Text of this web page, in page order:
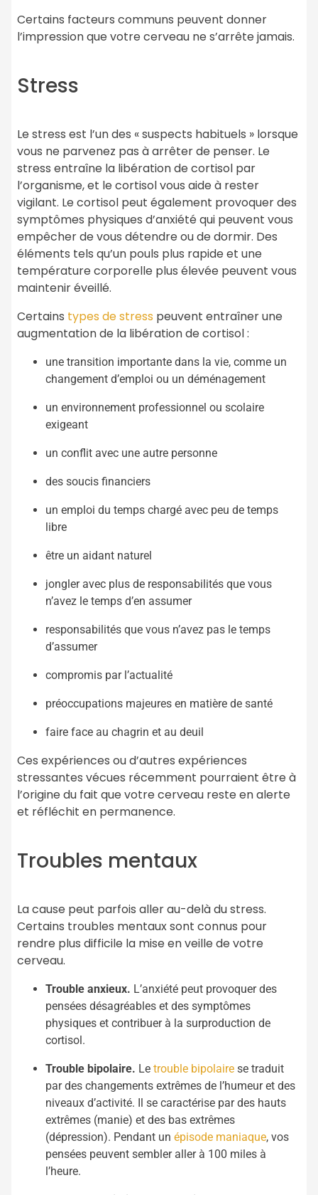
Certains facteurs communs peuvent donner
l’impression que votre cerveau ne s’arrête jamais.
Stress
Le stress est l’un des « suspects habituels » lorsque
vous ne parvenez pas à arrêter de penser. Le
stress entraîne la libération de cortisol par
l’organisme, et le cortisol vous aide à rester
vigilant. Le cortisol peut également provoquer des
symptômes physiques d’anxiété qui peuvent vous
empêcher de vous détendre ou de dormir. Des
éléments tels qu’un pouls plus rapide et une
température corporelle plus élevée peuvent vous
maintenir éveillé.
Certains types de stress peuvent entraîner une
augmentation de la libération de cortisol :
une transition importante dans la vie, comme un
changement d’emploi ou un déménagement
un environnement professionnel ou scolaire
exigeant
un conflit avec une autre personne
des soucis financiers
un emploi du temps chargé avec peu de temps
libre
être un aidant naturel
jongler avec plus de responsabilités que vous
n’avez le temps d’en assumer
responsabilités que vous n’avez pas le temps
d’assumer
compromis par l’actualité
préoccupations majeures en matière de santé
faire face au chagrin et au deuil
Ces expériences ou d’autres expériences
stressantes vécues récemment pourraient être à
l’origine du fait que votre cerveau reste en alerte
et réfléchit en permanence.
Troubles mentaux
La cause peut parfois aller au-delà du stress.
Certains troubles mentaux sont connus pour
rendre plus difficile la mise en veille de votre
cerveau.
Trouble anxieux. L’anxiété peut provoquer des
pensées désagréables et des symptômes
physiques et contribuer à la surproduction de
cortisol.
Trouble bipolaire. Le trouble bipolaire se traduit
par des changements extrêmes de l’humeur et des
niveaux d’activité. Il se caractérise par des hauts
extrêmes (manie) et des bas extrêmes
(dépression). Pendant un épisode maniaque, vos
pensées peuvent sembler aller à 100 miles à
l’heure.